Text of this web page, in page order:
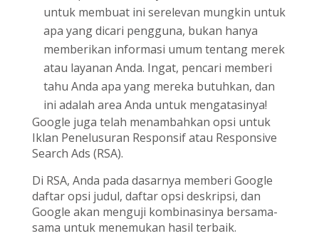
untuk membuat ini serelevan mungkin untuk
apa yang dicari pengguna, bukan hanya
memberikan informasi umum tentang merek
atau layanan Anda. Ingat, pencari memberi
tahu Anda apa yang mereka butuhkan, dan
ini adalah area Anda untuk mengatasinya!
Google juga telah menambahkan opsi untuk
Iklan Penelusuran Responsif atau Responsive
Search Ads (RSA).
Di RSA, Anda pada dasarnya memberi Google
daftar opsi judul, daftar opsi deskripsi, dan
Google akan menguji kombinasinya bersama-
sama untuk menemukan hasil terbaik.